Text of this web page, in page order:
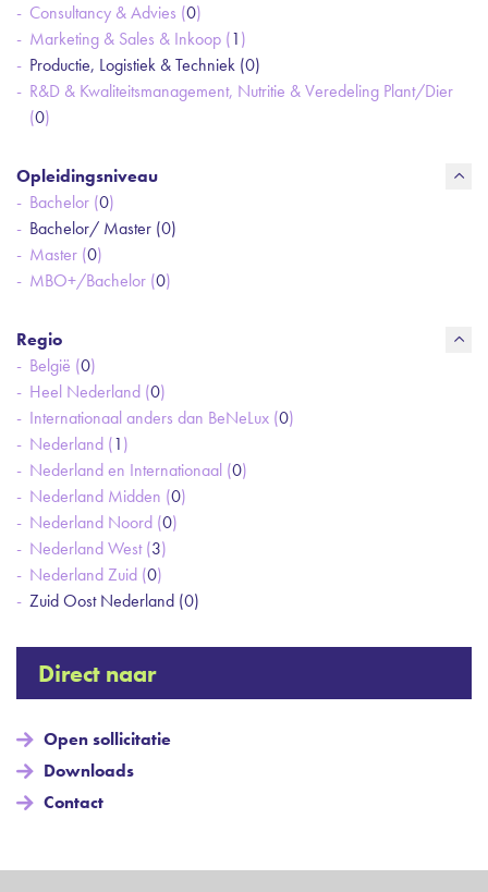
Consultancy & Advies (0)
Marketing & Sales & Inkoop (1)
Productie, Logistiek & Techniek (0)
R&D & Kwaliteitsmanagement, Nutritie & Veredeling Plant/Dier
(0)
Opleidingsniveau
Bachelor (0)
Bachelor/ Master (0)
Master (0)
MBO+/Bachelor (0)
Regio
België (0)
Heel Nederland (0)
Internationaal anders dan BeNeLux (0)
Nederland (1)
Nederland en Internationaal (0)
Nederland Midden (0)
Nederland Noord (0)
Nederland West (3)
Nederland Zuid (0)
Zuid Oost Nederland (0)
Direct naar
Open sollicitatie
Downloads
Contact